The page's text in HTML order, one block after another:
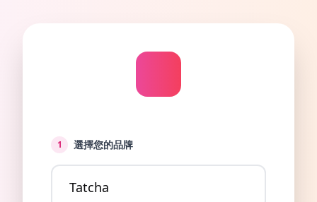
1 選擇您的品牌